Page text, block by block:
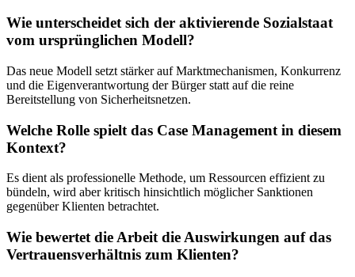
Wie unterscheidet sich der aktivierende Sozialstaat
vom ursprünglichen Modell?
Das neue Modell setzt stärker auf Marktmechanismen, Konkurrenz
und die Eigenverantwortung der Bürger statt auf die reine
Bereitstellung von Sicherheitsnetzen.
Welche Rolle spielt das Case Management in diesem
Kontext?
Es dient als professionelle Methode, um Ressourcen effizient zu
bündeln, wird aber kritisch hinsichtlich möglicher Sanktionen
gegenüber Klienten betrachtet.
Wie bewertet die Arbeit die Auswirkungen auf das
Vertrauensverhältnis zum Klienten?